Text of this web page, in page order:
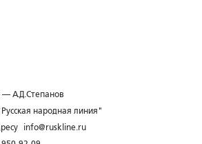
— А.Д.Степанов
народная линия"
info@ruskline.ru